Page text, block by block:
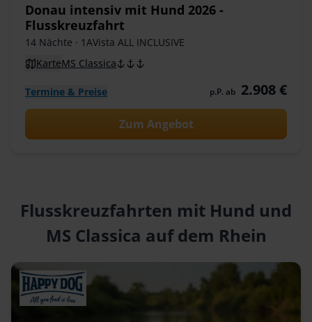
Donau intensiv mit Hund 2026 -
Flusskreuzfahrt
14 Nächte · 1AVista ALL INCLUSIVE
KarteMS Classica
Termine & Preise p.P. ab 2.908 €
Zum Angebot
Flusskreuzfahrten mit Hund und
MS Classica auf dem Rhein